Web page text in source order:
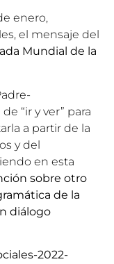
enero,
el mensaje del
Mundial de la
“ir y ver” para
a partir de la
y del
en esta
sobre otro
de la
diálogo
2022-